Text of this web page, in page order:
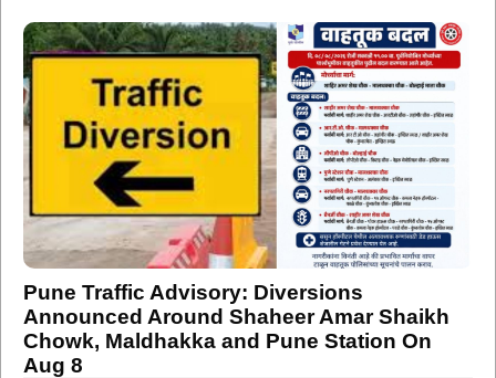
Pune Traffic Advisory: Diversions
Announced Around Shaheer Amar Shaikh
Chowk, Maldhakka and Pune Station On
Aug 8